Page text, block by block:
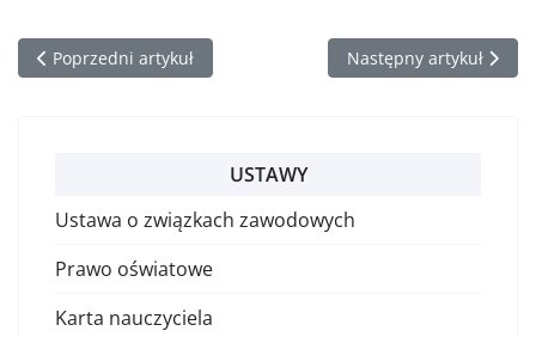
Poprzedni artykuł: Regulamin wynagradzania
Poprzedni artykuł Następny artykuł:
Następny artykuł
USTAWY
Ustawa o związkach zawodowych
Prawo oświatowe
Karta nauczyciela